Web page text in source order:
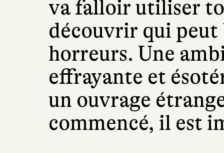
va falloir utiliser
découvrir qui
horreurs. Une
effrayante et
un ouvrage
commencé, il est